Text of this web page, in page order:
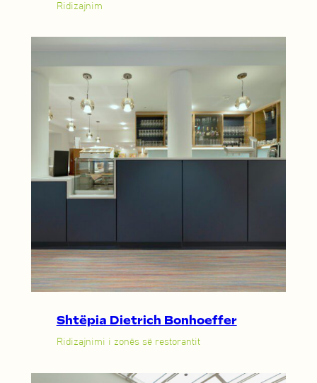
Ridizajnim
Shtëpia Dietrich Bonhoeffer
Ridizajnimi i zonës së restorantit